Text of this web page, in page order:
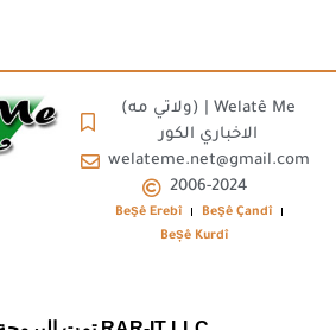
(ولاتي مه) | Welatê Me
الاخباري الكور
welateme.net@gmail.com
2006-2024
Beşê Erebî
Beşê Çandî
Beșê Kurdî